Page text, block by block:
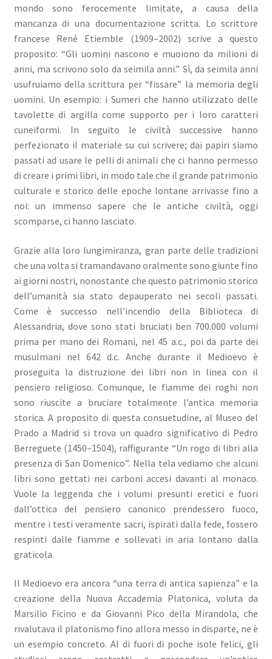
mondo sono ferocemente limitate, a causa della
mancanza di una documentazione scritta. Lo scrittore
francese René Etiemble (1909–2002) scrive a questo
proposito: “Gli uomini nascono e muoiono da milioni di
anni, ma scrivono solo da seimila anni.” Sì, da seimila anni
usufruiamo della scrittura per “fissare” la memoria degli
uomini. Un esempio: i Sumeri che hanno utilizzato delle
tavolette di argilla come supporto per i loro caratteri
cuneiformi. In seguito le civiltà successive hanno
perfezionato il materiale su cui scrivere; dai papiri siamo
passati ad usare le pelli di animali che ci hanno permesso
di creare i primi libri, in modo tale che il grande patrimonio
culturale e storico delle epoche lontane arrivasse fino a
noi: un immenso sapere che le antiche civiltà, oggi
scomparse, ci hanno lasciato.
Grazie alla loro lungimiranza, gran parte delle tradizioni
che una volta si tramandavano oralmente sono giunte fino
ai giorni nostri, nonostante che questo patrimonio storico
dell’umanità sia stato depauperato nei secoli passati.
Come è successo nell’incendio della Biblioteca di
Alessandria, dove sono stati bruciati ben 700.000 volumi
prima per mano dei Romani, nel 45 a.c., poi da parte dei
musulmani nel 642 d.c. Anche durante il Medioevo è
proseguita la distruzione dei libri non in linea con il
pensiero religioso. Comunque, le fiamme dei roghi non
sono riuscite a bruciare totalmente l’antica memoria
storica. A proposito di questa consuetudine, al Museo del
Prado a Madrid si trova un quadro significativo di Pedro
Berreguete (1450–1504), raffigurante “Un rogo di libri alla
presenza di San Domenico”. Nella tela vediamo che alcuni
libri sono gettati nei carboni accesi davanti al monaco.
Vuole la leggenda che i volumi presunti eretici e fuori
dall’ottica del pensiero canonico prendessero fuoco,
mentre i testi veramente sacri, ispirati dalla fede, fossero
respinti dalle fiamme e sollevati in aria lontano dalla
graticola.
Il Medioevo era ancora “una terra di antica sapienza” e la
creazione della Nuova Accademia Platonica, voluta da
Marsilio Ficino e da Giovanni Pico della Mirandola, che
rivalutava il platonismo fino allora messo in disparte, ne è
un esempio concreto. Al di fuori di poche isole felici, gli